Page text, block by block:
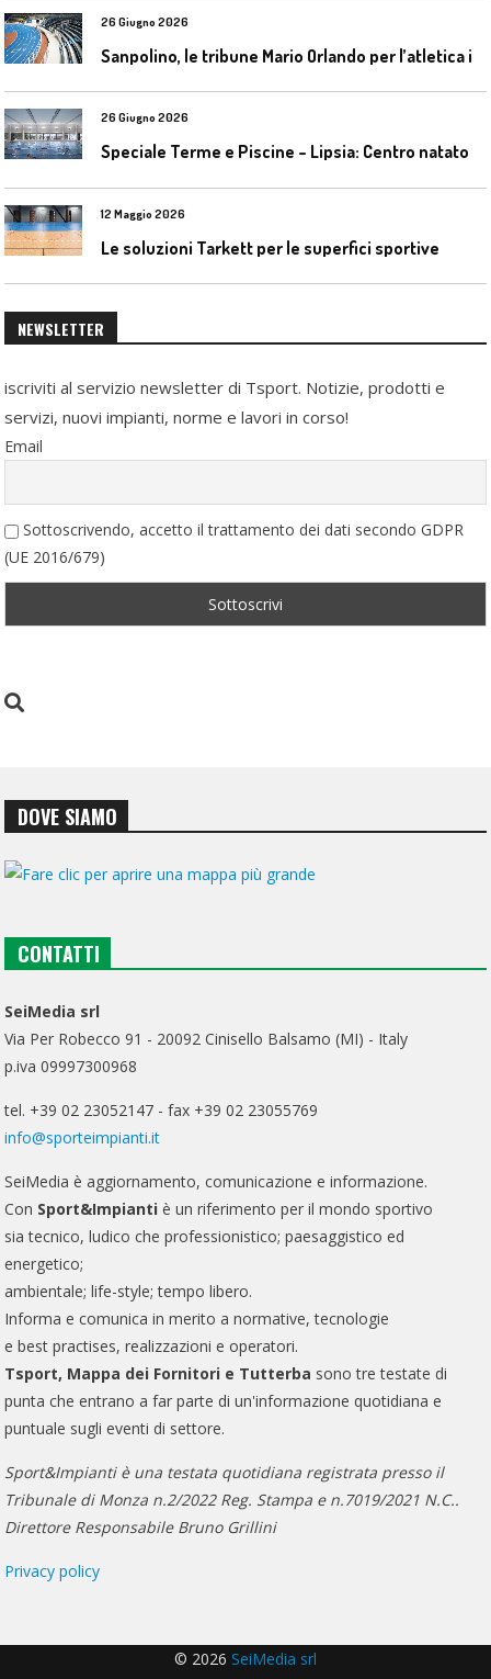
26 Giugno 2026
26 Giugno 2026
12 Maggio 2026
Le soluzioni Tarkett per le superfici sportive
NEWSLETTER
iscriviti al servizio newsletter di Tsport. Notizie, prodotti e
servizi, nuovi impianti, norme e lavori in corso!
Email
Sottoscrivendo, accetto il trattamento dei dati secondo GDPR
(UE 2016/679)
DOVE SIAMO
CONTATTI
SeiMedia srl
Via Per Robecco 91 - 20092 Cinisello Balsamo (MI) - Italy
p.iva 09997300968
tel. +39 02 23052147 - fax +39 02 23055769
info@sporteimpianti.it
SeiMedia è aggiornamento, comunicazione e informazione.
Con Sport&Impianti è un riferimento per il mondo sportivo
sia tecnico, ludico che professionistico; paesaggistico ed
energetico;
ambientale; life-style; tempo libero.
Informa e comunica in merito a normative, tecnologie
e best practises, realizzazioni e operatori.
Tsport, Mappa dei Fornitori e Tutterba sono tre testate di
punta che entrano a far parte di un'informazione quotidiana e
puntuale sugli eventi di settore.
Sport&Impianti è una testata quotidiana registrata presso il
Tribunale di Monza n.2/2022 Reg. Stampa e n.7019/2021 N.C..
Direttore Responsabile Bruno Grillini
Privacy policy
© 2026 SeiMedia srl